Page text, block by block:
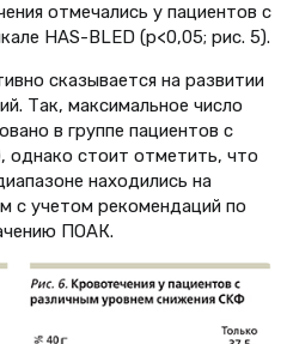
отмечались у пациентов с
HAS-BLED (р<0,05; рис. 5).
сказывается на развитии
Так, максимальное число
в группе пациентов с
стоит отметить, что
находились на
с учетом рекомендаций по
ПОАК.